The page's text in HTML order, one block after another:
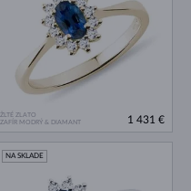
ŽLTÉ ZLATO
ZAFÍR MODRÝ & DIAMANT
1 431 €
NA SKLADE